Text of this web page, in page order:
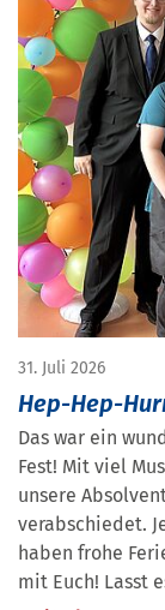
31. Juli 2026
Hep-Hep-
Das war ein
Fest! Mit viel
unsere
verabschiedet.
haben frohe
mit Euch! Lasst